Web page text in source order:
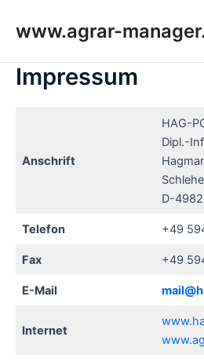
Inhaltwww.agrar-
Impressum
Anschrift
HAG-
Dipl.-
D-
Telefon +49
Fax +49
E-Mail
Internet